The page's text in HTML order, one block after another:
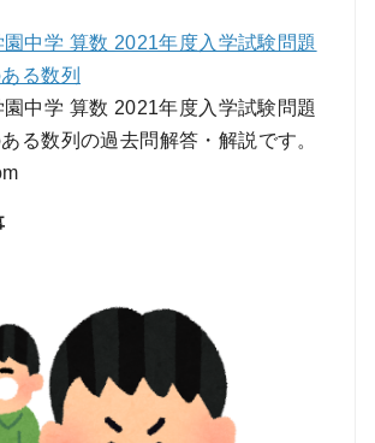
園中学 算数 2021年度入学試験問題
る数列
園中学 算数 2021年度入学試験問題
る数列の過去問解答・解説です。